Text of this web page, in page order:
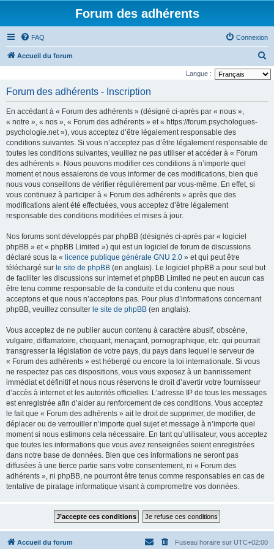
Forum des adhérents
FAQ Connexion
Accueil du forum
e
Langue :
Forum des adhérents - Inscription
En accédant à « Forum des adhérents » (désigné ci-après par « nous »,
« notre », « nos », « Forum des adhérents » et « https://forum.psychologues-
psychologie.net »), vous acceptez d’être légalement responsable des
conditions suivantes. Si vous n’acceptez pas d’être légalement responsable de
toutes les conditions suivantes, veuillez ne pas utiliser et accéder à « Forum
des adhérents ». Nous pouvons modifier ces conditions à n’importe quel
moment et nous essaierons de vous informer de ces modifications, bien que
nous vous conseillons de vérifier régulièrement par vous-même. En effet, si
vous continuez à participer à « Forum des adhérents » après que des
modifications aient été effectuées, vous acceptez d’être légalement
responsable des conditions modifiées et mises à jour.
Nos forums sont développés par phpBB (désignés ci-après par « logiciel
phpBB » et « phpBB Limited ») qui est un logiciel de forum de discussions
déclaré sous la « licence publique générale GNU 2.0 » et qui peut être
téléchargé sur le site de phpBB (en anglais). Le logiciel phpBB a pour seul but
de faciliter les discussions sur internet et phpBB Limited ne peut en aucun cas
être tenu comme responsable de la conduite et du contenu que nous
acceptons et que nous n’acceptons pas. Pour plus d’informations concernant
phpBB, veuillez consulter le site de phpBB (en anglais).
Vous acceptez de ne publier aucun contenu à caractère abusif, obscène,
vulgaire, diffamatoire, choquant, menaçant, pornographique, etc. qui pourrait
transgresser la législation de votre pays, du pays dans lequel le serveur de
« Forum des adhérents » est hébergé ou encore la loi internationale. Si vous
ne respectez pas ces dispositions, vous vous exposez à un bannissement
immédiat et définitif et nous nous réservons le droit d’avertir votre fournisseur
d’accès à internet et les autorités officielles. L’adresse IP de tous les messages
est enregistrée afin d’aider au renforcement de ces conditions. Vous acceptez
le fait que « Forum des adhérents » ait le droit de supprimer, de modifier, de
déplacer ou de verrouiller n’importe quel sujet et message à n’importe quel
moment si nous estimons cela nécessaire. En tant qu’utilisateur, vous acceptez
que toutes les informations que vous avez renseignées soient enregistrées
dans notre base de données. Bien que ces informations ne seront pas
diffusées à une tierce partie sans votre consentement, ni « Forum des
adhérents », ni phpBB, ne pourront être tenus comme responsables en cas de
tentative de piratage informatique visant à compromettre vos données.
Accueil du forum Fuseau horaire sur UTC+02:00